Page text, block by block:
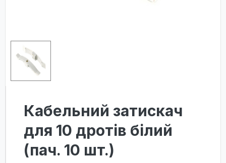
Кабельний затискач
для 10 дротів білий
(пач. 10 шт.)